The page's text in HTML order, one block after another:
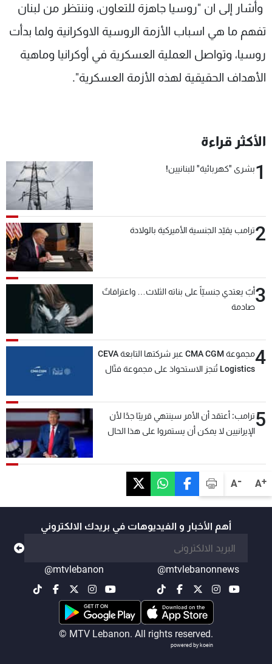
A+
A-
وأشار إلى ان "روسيا جاهزة للتعاون، وننتظر من لبنان
تفهم ما هي اسباب الأزمة الروسية الاوكرانية ولما بدأت
روسيا، وتواصل العملية العسكرية في أوكرانيا وماهية
الأهداف الحقيقية لهذه الأزمة العسكرية".
الأكثر قراءة
1بشرى "كهربائية" للبنانيين!
2ترامب يقيّد الجنسية الأميركية بالولادة
3أبٌ يعتدي جنسيّاً على بناته الثلاث… واعترافاتٌ
صادمة
4
مجموعة CMA CGM عبر شركتها التابعة CEVA
Logistics تُنجز الاستحواذ على مجموعة فتّال
5ترامب: أعتقد أن الأمر سينتهي قريبًا جدًا لأن
الإيرانيين لا يمكن أن يستمروا على هذا الحال
أهم الأخبار و الفيديوهات في بريدك الالكتروني
@mtvlebanonnews
@mtvlebanon
© MTV Lebanon. All rights reserved.
powered by koein